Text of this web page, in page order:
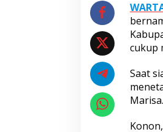
cukup
Saat
Marisa.